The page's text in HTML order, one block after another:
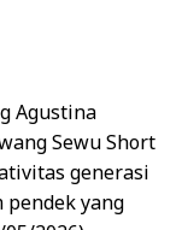
Agustina
Sewu Short
generasi
pendek yang